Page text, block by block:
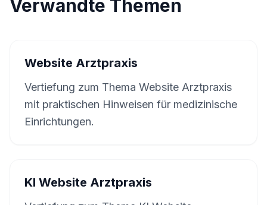
Verwandte Themen
Website Arztpraxis
Vertiefung zum Thema Website Arztpraxis
mit praktischen Hinweisen für medizinische
Einrichtungen.
KI Website Arztpraxis